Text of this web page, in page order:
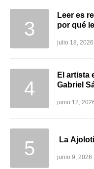
Leer es
por qué
julio 18, 2026
El artista
Gabriel
junio 12,
La
junio 9, 2026